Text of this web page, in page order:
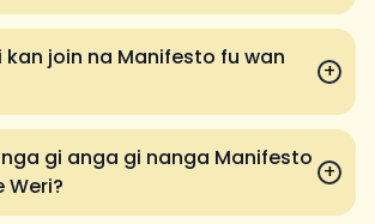
join na Manifesto fu wan
+
gi anga gi nanga Manifesto
Weri?
+